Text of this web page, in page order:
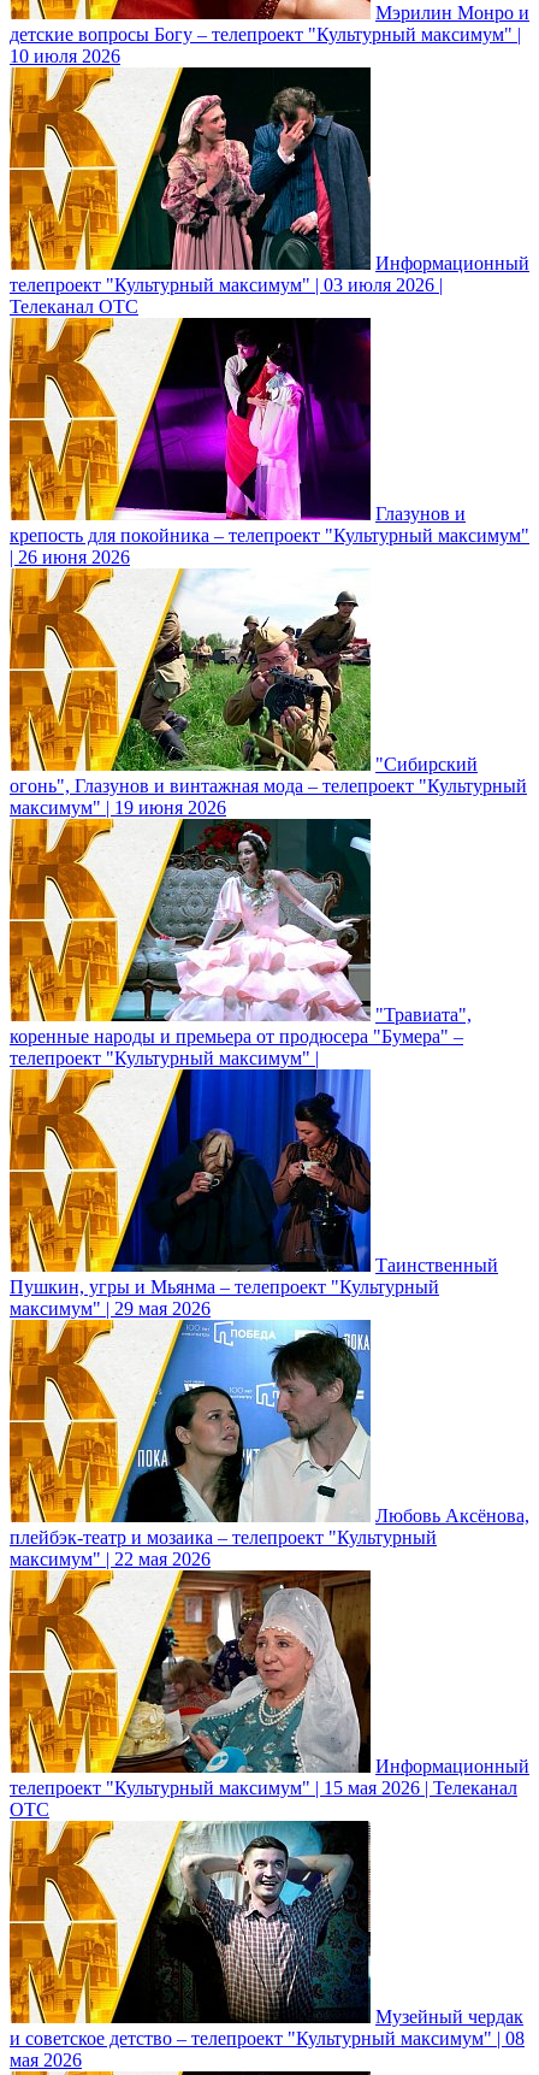
Мэрилин Монро и
детские вопросы Богу – телепроект "Культурный максимум" |
10 июля 2026
Информационный
телепроект "Культурный максимум" | 03 июля 2026 |
Телеканал ОТС
Глазунов и
крепость для покойника – телепроект "Культурный максимум"
| 26 июня 2026
"Сибирский
огонь", Глазунов и винтажная мода – телепроект "Культурный
максимум" | 19 июня 2026
"Травиата",
коренные народы и премьера от продюсера "Бумера" –
телепроект "Культурный максимум" |
Таинственный
Пушкин, угры и Мьянма – телепроект "Культурный
максимум" | 29 мая 2026
Любовь Аксёнова,
плейбэк-театр и мозаика – телепроект "Культурный
максимум" | 22 мая 2026
Информационный
телепроект "Культурный максимум" | 15 мая 2026 | Телеканал
ОТС
Музейный чердак
и советское детство – телепроект "Культурный максимум" | 08
мая 2026